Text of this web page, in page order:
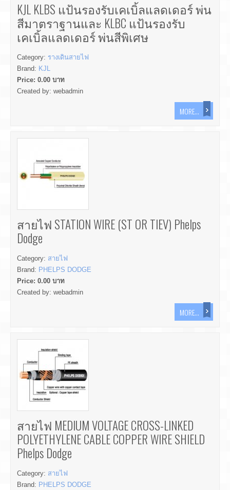
KJL KLBS แป้นรองรับเคเบิ้ลแลดเดอร์ พ่น
สีมาตราฐานและ KLBC แป้นรองรับ
เคเบิ้ลแลดเดอร์ พ่นสีพิเศษ
Category: รางเดินสายไฟ
Brand: KJL
Price: 0.00 บาท
Created by: webadmin
MORE...
สายไฟ STATION WIRE (ST OR TIEV) Phelps
Dodge
Category: สายไฟ
Brand: PHELPS DODGE
Price: 0.00 บาท
Created by: webadmin
MORE...
สายไฟ MEDIUM VOLTAGE CROSS-LINKED
POLYETHYLENE CABLE COPPER WIRE SHIELD
Phelps Dodge
Category: สายไฟ
Brand: PHELPS DODGE